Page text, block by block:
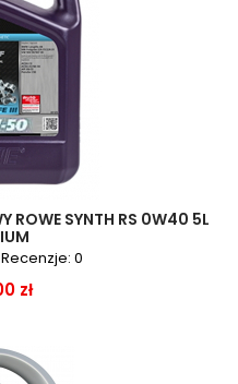
ROWE SYNTH RS 0W40 5L
Recenzje: 0
zł